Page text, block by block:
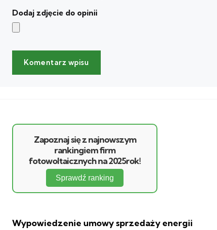
Dodaj zdjęcie do opinii
Zapoznaj się z najnowszym
rankingiem firm
fotowoltaicznych na 2025rok!
Sprawdź ranking
Wypowiedzenie umowy sprzedaży energii